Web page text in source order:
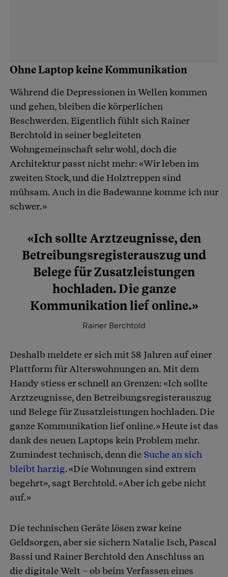
Ohne Laptop keine Kommunikation
Während die Depressionen in Wellen kommen
und gehen, bleiben die körperlichen
Beschwerden. Eigentlich fühlt sich Rainer
Berchtold in seiner begleiteten
Wohngemeinschaft sehr wohl, doch die
Architektur passt nicht mehr: «Wir leben im
zweiten Stock, und die Holztreppen sind
mühsam. Auch in die Badewanne komme ich nur
schwer.»
«Ich sollte Arztzeugnisse, den
Betreibungsregisterauszug und
Belege für Zusatzleistungen
hochladen. Die ganze
Kommunikation lief online.»
Rainer Berchtold
Deshalb meldete er sich mit 58 Jahren auf einer
Plattform für Alterswohnungen an. Mit dem
Handy stiess er schnell an Grenzen: «Ich sollte
Arztzeugnisse, den Betreibungsregisterauszug
und Belege für Zusatzleistungen hochladen. Die
ganze Kommunikation lief online.» Heute ist das
dank des neuen Laptops kein Problem mehr.
Zumindest technisch, denn die Suche an sich
bleibt harzig. «Die Wohnungen sind extrem
begehrt», sagt Berchtold. «Aber ich gebe nicht
auf.»
Die technischen Geräte lösen zwar keine
Geldsorgen, aber sie sichern Natalie Isch, Pascal
Bassi und Rainer Berchtold den Anschluss an
die digitale Welt – ob beim Verfassen eines